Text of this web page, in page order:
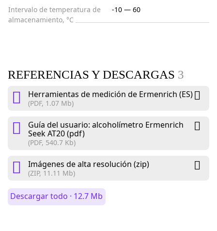
Intervalo de temperatura de
almacenamiento, °C
-10 — 60
REFERENCIAS Y DESCARGAS 3
Herramientas de medición de Ermenrich (ES)
(PDF, 1.07 Mb)
Guía del usuario: alcoholímetro Ermenrich
Seek AT20 (pdf)
(PDF, 540.7 Kb)
Imágenes de alta resolución (zip)
(ZIP, 11.11 Mb)
Descargar todo · 12.7 Mb